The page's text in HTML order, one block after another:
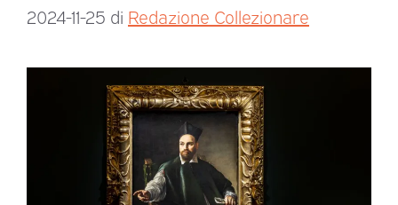
2024-11-25 di Redazione Collezionare